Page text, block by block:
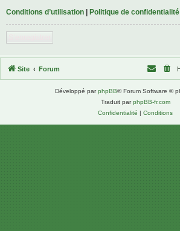
Conditions d’utilisation | Politique de confidentialité
Site Forum
Développé parphpBB® Forum Software ©
Traduit parphpBB-fr.com
Confidentialité | Conditions